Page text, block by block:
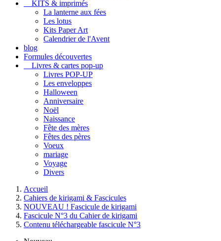
KITS & imprimés
La lanterne aux fées
Les lotus
Kits Paper Art
Calendrier de l'Avent
blog
Formules découvertes
Livres & cartes pop-up
Livres POP-UP
Les enveloppes
Halloween
Anniversaire
Noël
Naissance
Fête des mères
Fêtes des pères
Voeux
mariage
Voyage
Divers
Accueil
Cahiers de kirigami & Fascicules
NOUVEAU ! Fascicule de kirigami
Fascicule N°3 du Cahier de kirigami
Contenu téléchargeable fascicule N°3